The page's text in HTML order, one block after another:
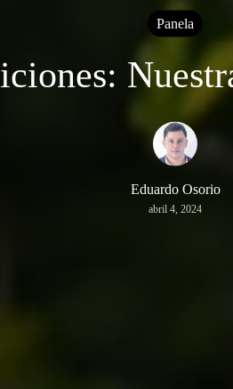
Panela
Eduardo Osorio
abril 4, 2024